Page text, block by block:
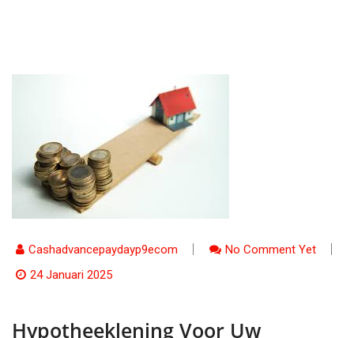
Cashadvancepaydayp9ecom
No Comment Yet
24 Januari 2025
Hypotheeklening Voor Uw